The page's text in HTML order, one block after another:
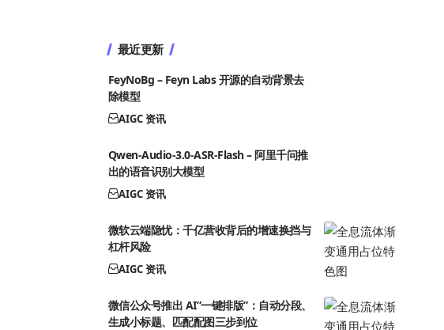
最近更新
FeyNoBg – Feyn Labs 开源的自动背景去
除模型
AIGC 资讯
Qwen-Audio-3.0-ASR-Flash – 阿里千问推
出的语音识别大模型
AIGC 资讯
微软云端隐忧：千亿营收背后的增速换挡与
杠杆风险
AIGC 资讯
微信公众号推出 AI”一键排版”：自动分段、
生成小标题、匹配配图三步到位